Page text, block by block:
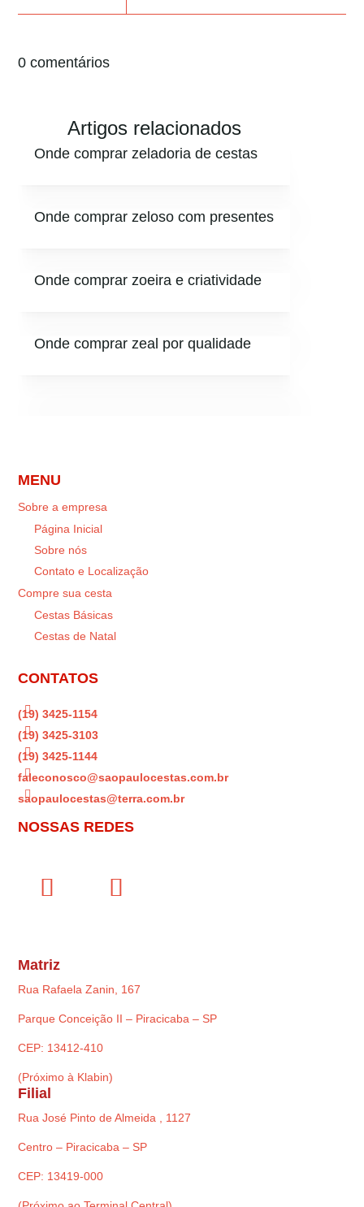
0 comentários
Artigos relacionados
Onde comprar zeladoria de cestas
Onde comprar zeloso com presentes
Onde comprar zoeira e criatividade
Onde comprar zeal por qualidade
MENU
Sobre a empresa
Página Inicial
Sobre nós
Contato e Localização
Compre sua cesta
Cestas Básicas
Cestas de Natal
CONTATOS

(19) 3425-1154

(19) 3425-3103

(19) 3425-1144

faleconosco@saopaulocestas.com.br

saopaulocestas@terra.com.br
NOSSAS REDES
Matriz
Rua Rafaela Zanin, 167
Parque Conceição II – Piracicaba – SP
CEP: 13412-410
(Próximo à Klabin)
Filial
Rua José Pinto de Almeida , 1127
Centro – Piracicaba – SP
CEP: 13419-000